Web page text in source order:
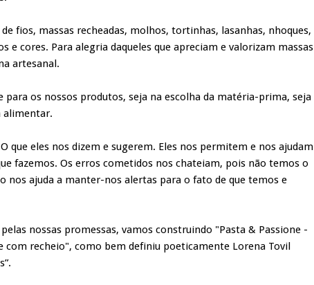
fios, massas recheadas, molhos, tortinhas, lasanhas, nhoques,
e cores. Para alegria daqueles que apreciam e valorizam massas
artesanal.
para os nossos produtos, seja na escolha da matéria-prima, seja
alimentar.
que eles nos dizem e sugerem. Eles nos permitem e nos ajudam
fazemos. Os erros cometidos nos chateiam, pois não temos o
nos ajuda a manter-nos alertas para o fato de que temos e
nossas promessas, vamos construindo "Pasta & Passione -
com recheio", como bem definiu poeticamente Lorena Tovil